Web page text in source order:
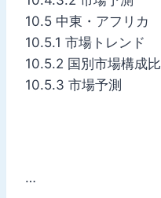
10.5 中東・アフリカ
10.5.1 市場トレンド
10.5.2 国別市場構成比
10.5.3 市場予測
…